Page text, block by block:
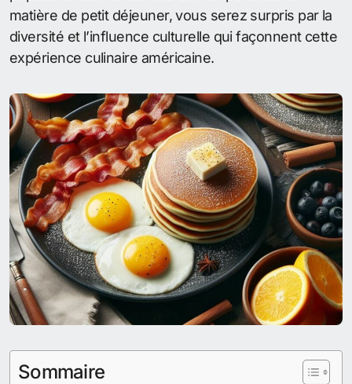
matière de petit déjeuner, vous serez surpris par la
diversité et l’influence culturelle qui façonnent cette
expérience culinaire américaine.
Sommaire